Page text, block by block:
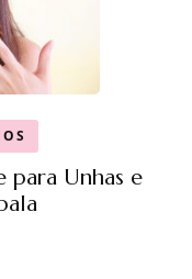
para Unhas e